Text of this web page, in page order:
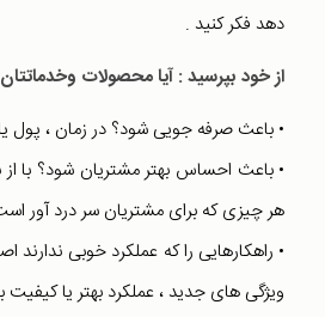
دهد فکر کنید .
از خود بپرسید : آیا محصولات
• باعث صرفه جویی شود؟ در زمان ، پول
• باعث احساس بهتر مشتریان شود؟ با
هر چیزی که برای مشتریان سر درد آور
• راهکارهایی را که عملکرد خوبی ندارند
ویژگی های جدید ، عملکرد بهتر یا کیفیت